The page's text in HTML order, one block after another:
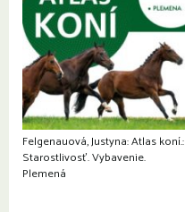
Felgenauová, Justyna: Atlas koní.:
Starostlivosť. Vybavenie.
Plemená